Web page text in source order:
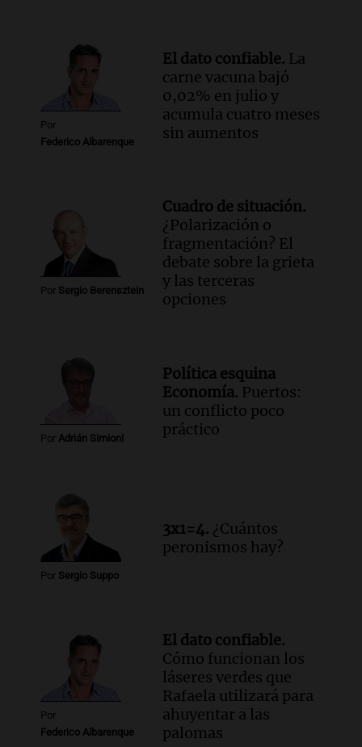
entre gobernadores y el oficialismo
Noticias
Episodios
Audio.El futuro de la justicia electoral
en Córdoba: Guillermo Arias se perfila
como nuevo juez
Belgrano empata 0 a 0 con Tigre:
análisis y desafíos del técnico Ricardo
Noticias
Episodios
Abogada de la familia Albornoz
Radioinforme 3 Rosario
Episodios
Por
Federico Albarenque
El dato confiable. La
carne vacuna bajó
0,02% en julio y
acumula cuatro meses
sin aumentos
Por Sergio Berensztein
Cuadro de situación.
¿Polarización o
fragmentación? El
debate sobre la grieta
y las terceras
opciones
Por Adrián Simioni
Política esquina
Economía. Puertos:
un conflicto poco
práctico
Por Sergio Suppo
3x1=4. ¿Cuántos
peronismos hay?
Por
Federico Albarenque
El dato confiable.
Cómo funcionan los
láseres verdes que
Rafaela utilizará para
ahuyentar a las
palomas